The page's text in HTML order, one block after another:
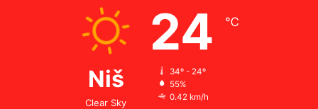
Niš
Clear Sky
24 ℃
34º - 24º
55%
0.42 km/h